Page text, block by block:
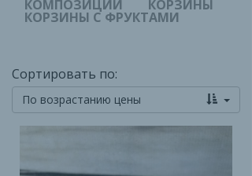
КОМПОЗИЦИИ КОРЗИНЫ
КОРЗИНЫ С ФРУКТАМИ
Сортировать по:
По возрастанию цены